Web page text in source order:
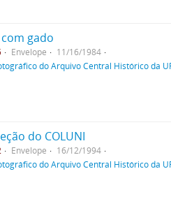
gado
Envelope
11/16/1984
do Arquivo Central Histórico da
do COLUNI
Envelope
16/12/1994
do Arquivo Central Histórico da